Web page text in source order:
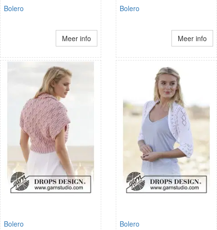
Bolero
Meer info
Bolero
Meer info
Bolero Bolero